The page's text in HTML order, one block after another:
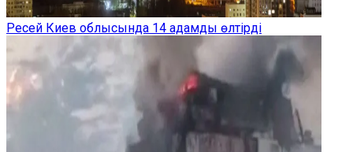
Ресей Киев облысында 14 адамды өлтірді